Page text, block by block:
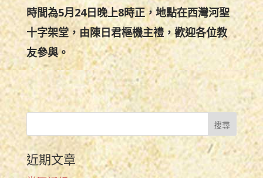
時間為5月24日晚上8時正，地點在西灣河聖
十字架堂，由陳日君樞機主禮，歡迎各位教
友參與。
近期文章